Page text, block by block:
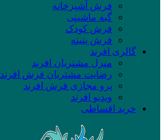
فرش آشپزخانه
گبه ماشینی
فرش کودک
فرش پتینه
گالری افرند
منزل مشتریان افرند
رضایت مشتریان فرش افرند
پرو مجازی فرش افرند
ویدیو افرند
خرید اقساطی